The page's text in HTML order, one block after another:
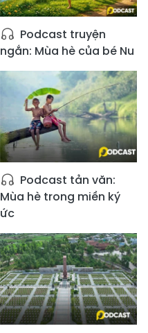
Podcast truyện
ngắn: Mùa hè của bé Nu
Podcast tản văn:
Mùa hè trong miền ký
ức